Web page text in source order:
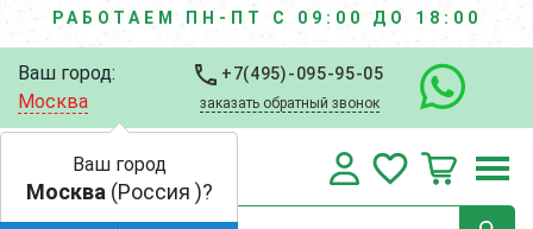
РАБОТАЕМ ПН-ПТ С 09:00 ДО 18:00
Ваш город:
Москва
+7(495)-095-95-05
заказать обратный звонок
Ваш город
Москва (Россия )?